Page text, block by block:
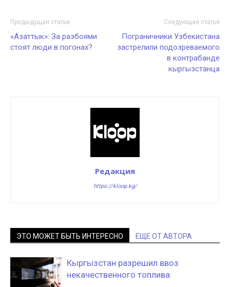
Предыдущая статья
«Азаттык»: За разбоями
стоят люди в погонах?
Следующая статья
Пограничники Узбекистана
застрелили подозреваемого
в контрабанде
кыргызстанца
Редакция
https://kloop.kg/
ЭТО МОЖЕТ БЫТЬ ИНТЕРЕСНО ЕЩЕ ОТ АВТОРА
Кыргызстан разрешил ввоз
некачественного топлива